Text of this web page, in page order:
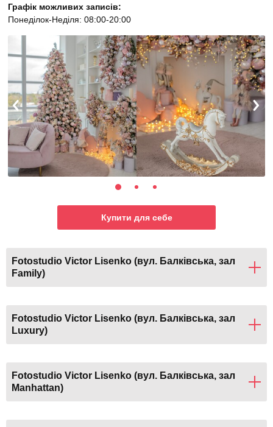
Графік можливих записів:
Понеділок-Неділя: 08:00-20:00
Купити для себе
Fotostudio Victor Lisenko (вул. Балківська, зал
Family)
Fotostudio Victor Lisenko (вул. Балківська, зал
Luxury)
Fotostudio Victor Lisenko (вул. Балківська, зал
Manhattan)